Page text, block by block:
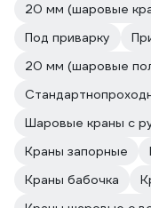
20 мм (шаровые
Под приварку
20 мм (шаровые
Шаровые краны с
Краны запорные
Краны бабочка